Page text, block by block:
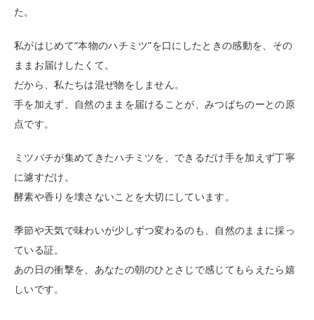
た。
私がはじめて“本物のハチミツ”を口にしたときの感動を、その
ままお届けしたくて。
だから、私たちは混ぜ物をしません。
手を加えず、自然のままを届けることが、みつばちのーとの原
点です。
ミツバチが集めてきたハチミツを、できるだけ手を加えず丁寧
に濾すだけ。
酵素や香りを壊さないことを大切にしています。
季節や天気で味わいが少しずつ変わるのも、自然のままに採っ
ている証。
あの日の衝撃を、あなたの朝のひとさじで感じてもらえたら嬉
しいです。